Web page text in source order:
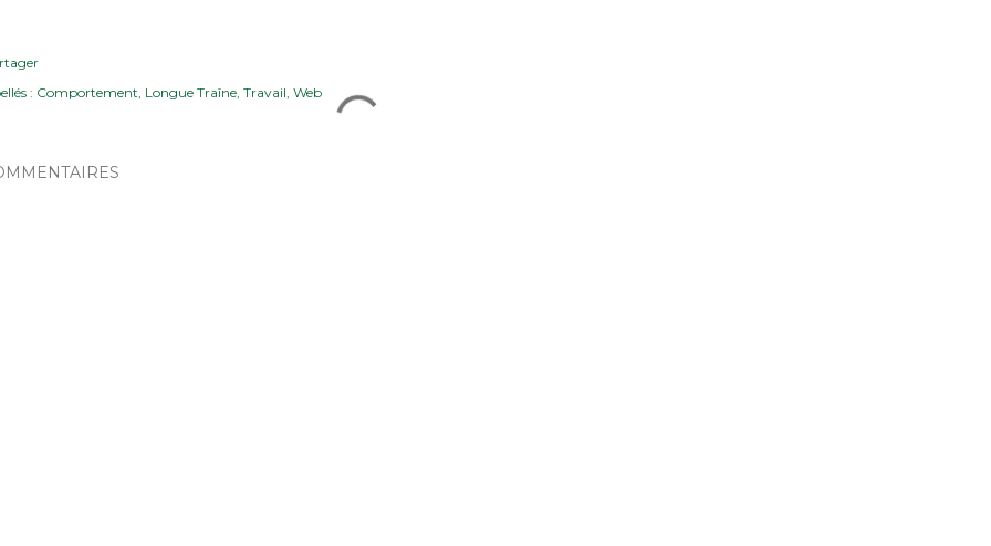
: Comportement Longue Traîne Travail Web